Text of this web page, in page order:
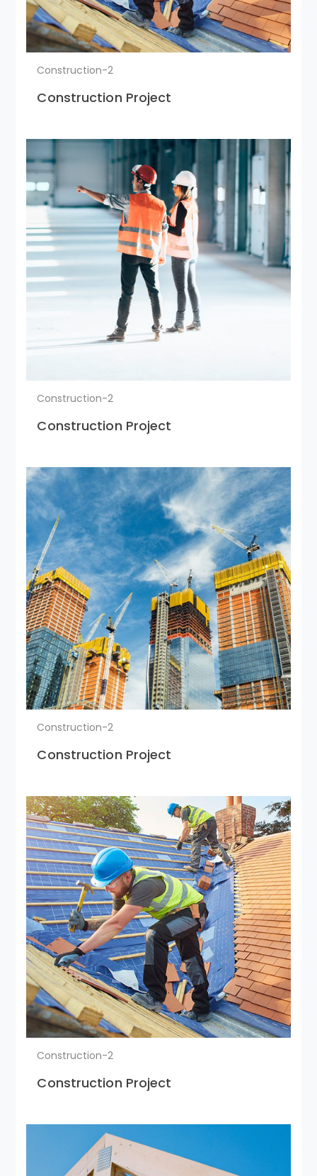
Construction-2
Construction Project
Construction-2
Construction Project
Construction-2
Construction Project
Construction-2
Construction Project